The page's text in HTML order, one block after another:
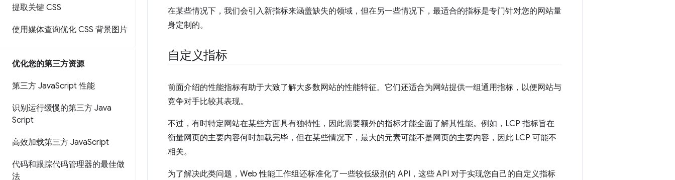
提取关键 CSS
使用媒体查询优化 CSS 背景图片
优化您的第三方资源
第三方 JavaScript 性能
识别运行缓慢的第三方 Java
Script
高效加载第三方 JavaScript
代码和跟踪代码管理器的最佳做
法
在某些情况下，我们会引入新指标来涵盖缺失的领域，但在另一些情况下，最适合的指标是专门针对您的网站量
身定制的。
自定义指标
前面介绍的性能指标有助于大致了解大多数网站的性能特征。它们还适合为网站提供一组通用指标，以便网站与
竞争对手比较其表现。
不过，有时特定网站在某些方面具有独特性，因此需要额外的指标才能全面了解其性能。例如，LCP 指标旨在
衡量网页的主要内容何时加载完毕，但在某些情况下，最大的元素可能不是网页的主要内容，因此 LCP 可能不
相关。
为了解决此类问题，Web 性能工作组还标准化了一些较低级别的 API，这些 API 对于实现您自己的自定义指标